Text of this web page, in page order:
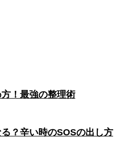
！最強の整理術
？辛い時のSOSの出し方